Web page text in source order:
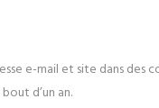
e-mail et site dans
d’un an.